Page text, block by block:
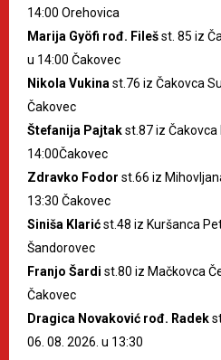
14:00 Orehovica
Marija Gyöfi rođ. Filešst. 85 iz
u 14:00 Čakovec
Nikola Vukinast.76 iz Čakovca
Čakovec
Štefanija Pajtakst.87 iz Čakovca
14:00Čakovec
Zdravko Fodor st.66 iz
13:30 Čakovec
Siniša Klarićst.48 iz Kuršanca
Šandorovec
Franjo Šardi st.80 iz Mačkovca
Čakovec
Dragica Novaković rođ. Radek
06. 08. 2026. u 13:30